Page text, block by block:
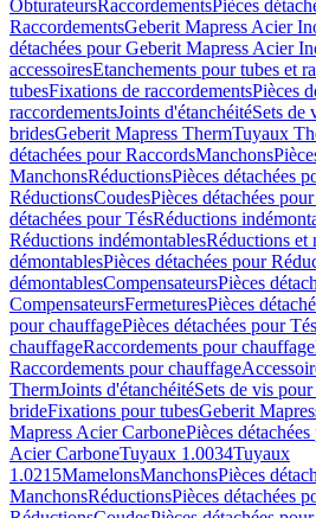
ObturateursRaccordementsPièces
RaccordementsGeberit Mapress Acier
détachées pour Geberit Mapress Acier
accessoiresEtanchements pour tubes et
tubesFixations de raccordementsPièces
raccordementsJoints d'étanchéitéSets de
bridesGeberit Mapress ThermTuyaux
détachées pour RaccordsManchons
ManchonsRéductionsPièces détachées
RéductionsCoudesPièces détachées
détachées pour TésRéductions
Réductions indémontablesRéductions et
démontablesPièces détachées pour
démontablesCompensateursPièces
CompensateursFermeturesPièces
pour chauffagePièces détachées pour
chauffageRaccordements pour chauffage
Raccordements pour chauffage
ThermJoints d'étanchéitéSets de vis pour
brideFixations pour tubesGeberit
Mapress Acier CarbonePièces
Acier CarboneTuyaux 1.0034Tuyaux
1.0215MamelonsManchonsPièces
ManchonsRéductionsPièces détachées